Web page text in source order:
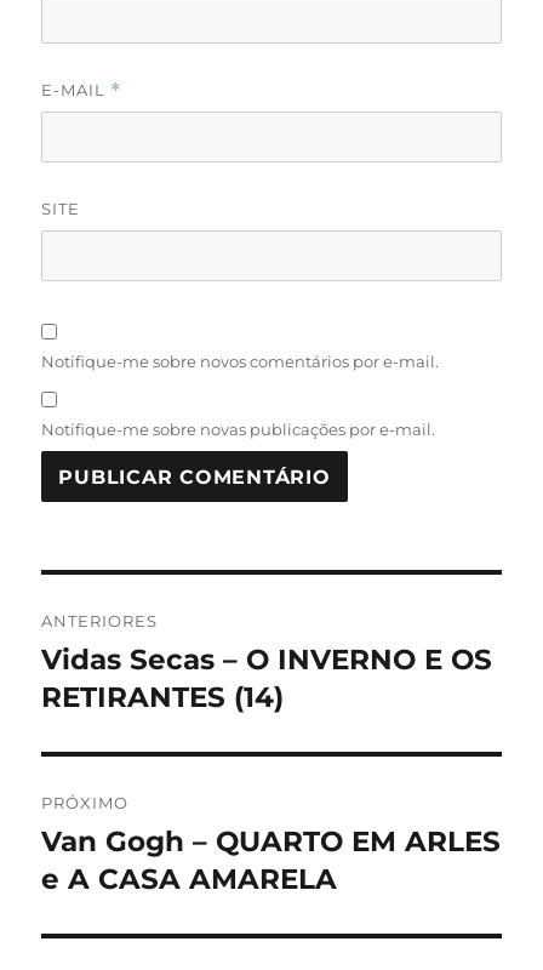
E-MAIL *
SITE
Notifique-me sobre novos comentários por e-mail.
Notifique-me sobre novas publicações por e-mail.
de
Post
ANTERIORES
Post
anterior:
Vidas Secas – O INVERNO E OS
RETIRANTES (14)
PRÓXIMO
Próximo
post:
Van Gogh – QUARTO EM ARLES
e A CASA AMARELA